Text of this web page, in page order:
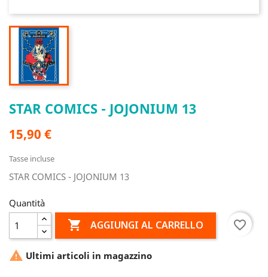
STAR COMICS - JOJONIUM 13
15,90 €
Tasse incluse
STAR COMICS - JOJONIUM 13
Quantità
 AGGIUNGI AL CARRELLO favorite_border
 Ultimi articoli in magazzino